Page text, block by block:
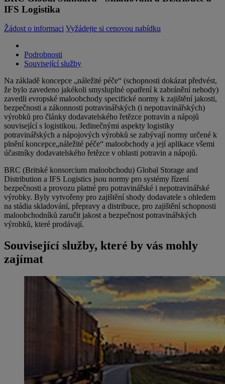
IFS Logistika
Žádost o informaci Vyžádejte si cenovou nabídku
Podrobnosti
Související služby
​Na základě koncepce „náležité péče“ (schopnosti dokázat předvést,
že bylo zavedeno jakékoli smysluplné opatření k zabránění nehody)
zavedli evropské maloobchody specifické normy k zajištění jakosti,
bezpečnosti a zákonnosti potravinářských (i nepotravinářských)
výrobků pro články dodavatelského řetězce potravin a nápojů
související s logistikou. Jedinečnými aspekty logistiky
potravinářských a nápojových výrobků se zabývají normy určené k
plnění koncepce„náležité péče“ maloobchody a její aplikace všemi
účastníky dodavatelského řetězce v oblasti potravin a nápojů.
BRC (Britské konsorcium maloobchodu) Global Storage and
Distribution a IFS Logistics jsou normy pro systémy řízení
bezpečnosti a provozu platné pro potravinářské i nepotravinářské
výrobky. Byly vytvořeny pro zajištění shody dodavatele s ohledem
na stádia skladování, přepravy a distribuce, pro zajištění schopnosti
maloobchodníků zaručit jakost a bezpečnost potravinářských
výrobků, které prodávají.
Související služby, které by vás mohly
zajímat